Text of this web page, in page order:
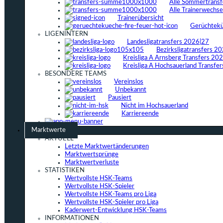
Alle
Alle
Trainerübersicht
LIGENINTERN
Landesligatransfers 2026|27
Bezirksligatransfers
Kreisliga A Arnsberg Transfers
Kreisliga A Hochsauerland
BESONDERE TEAMS
Vereinslos
Unbekannt
Pausiert
Nicht im Hochsauerland
Karriereende
Marktwerte
AKTUELL
Letzte Marktwertänderungen
Marktwertsprünge
Marktwertverluste
STATISTIKEN
Wertvollste HSK-Teams
Wertvollste HSK-Spieler
Wertvollste HSK-Teams pro Liga
Wertvollste HSK-Spieler pro Liga
Kaderwert-Entwicklung HSK-Teams
INFORMATIONEN